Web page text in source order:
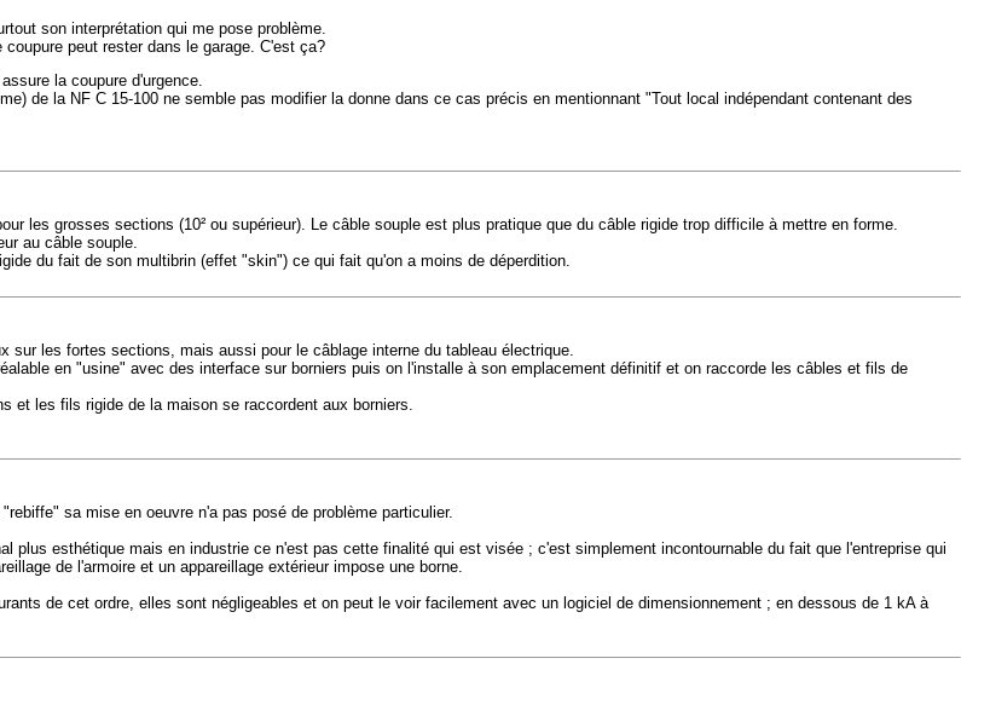
son interprétation qui me pose problème.
peut rester dans le garage. C'est ça?
la coupure d'urgence.
de la NF C 15-100 ne semble pas modifier la donne dans ce cas précis en mentionnant "Tout local indépendant contenant des
les grosses sections (10² ou supérieur). Le câble souple est plus pratique que du câble rigide trop difficile à mettre en forme.
au câble souple.
du fait de son multibrin (effet "skin") ce qui fait qu'on a moins de déperdition.
les fortes sections, mais aussi pour le câblage interne du tableau électrique.
en "usine" avec des interface sur borniers puis on l'installe à son emplacement définitif et on raccorde les câbles et fils de
et les fils rigide de la maison se raccordent aux borniers.
sa mise en oeuvre n'a pas posé de problème particulier.
plus esthétique mais en industrie ce n'est pas cette finalité qui est visée ; c'est simplement incontournable du fait que l'entreprise qui
de l'armoire et un appareillage extérieur impose une borne.
de cet ordre, elles sont négligeables et on peut le voir facilement avec un logiciel de dimensionnement ; en dessous de 1 kA à